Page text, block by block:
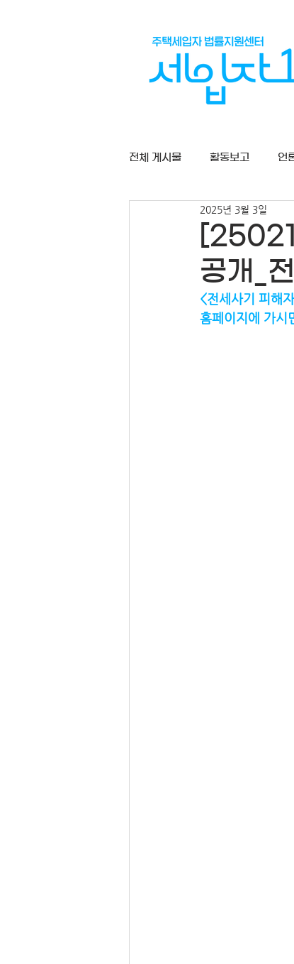
전체 게시물 활동보고 언
상담게시판
공개_
2025년 3월 3일
<전세사기 피해
홈페이지에 가시